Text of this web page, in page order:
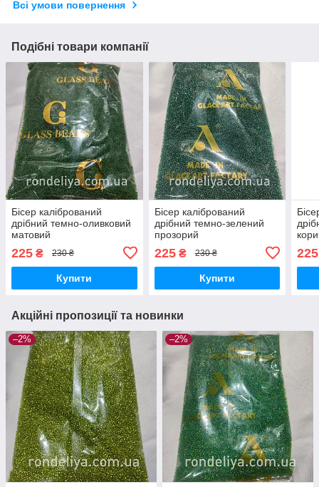
Всі умови повернення
Подібні товари компанії
Бісер калібрований
дрібний темно-оливковий
матовий
225 ₴ 230 ₴
Купити
Бісер калібрований
дрібний темно-зелений
прозорий
225₴ 230 ₴
Купити
225
Акційні пропозиції та новинки
–2% –2%